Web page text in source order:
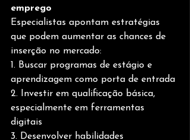
emprego
Especialistas apontam estratégias
que podem aumentar as chances de
inserção no mercado:
1. Buscar programas de estágio e
aprendizagem como porta de entrada
2. Investir em qualificação básica,
especialmente em ferramentas
digitais
3. Desenvolver habilidades